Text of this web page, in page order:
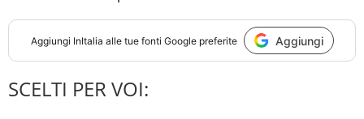
Aggiungi InItalia alle tue fonti Google preferite Aggiungi
SCELTI PER VOI: